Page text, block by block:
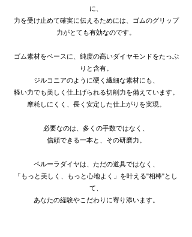
に、
力を受け止めて確実に伝えるためには、ゴムのグリップ
力がとても有効なのです。
ゴム素材をベースに、純度の高いダイヤモンドをたっぷ
りと含有。
ジルコニアのように硬く繊細な素材にも、
軽い力でも美しく仕上げられる切削力を備えています。
摩耗しにくく、長く安定した仕上がりを実現。
必要なのは、多くの手数ではなく、
信頼できる一本と、その研磨力。
ペルーラダイヤは、ただの道具ではなく、
「もっと美しく、もっと心地よく」を叶える"相棒"とし
て、
あなたの経験やこだわりに寄り添います。